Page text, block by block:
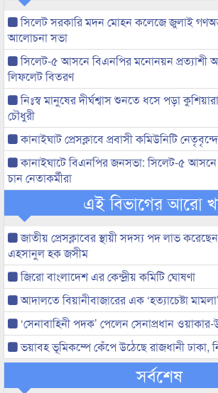
সিলেট সরকারি মদন মোহন কলেজে জুলাই
আলোচনা সভা
সিলেট-৫ আসনে বিএনপির মনোনয়ন প্রত্যাশী
লিফলেট বিতরণ
নিঃস্ব মানুষের দীর্ঘশ্বাস শুনতে ধসে পড়া
চৌধুরী
কানাইঘাট প্রেসক্লাবে প্রবাসী কমিউনিটি
কানাইঘাটে বিএনপির জনসভা: সিলেট-৫ আসনে
চান নেতাকর্মীরা
এই বিভাগের আরো
জাতীয় প্রেসক্লাবের স্থায়ী সদস্য পদ লাভ
এহসানুল হক জসীম
জিরো বাংলাদেশ এর কেন্দ্রীয় কমিটি ঘোষণা
আদালতে বিয়ানীবাজারের এক ‘হত্যাচেষ্টা
‘সেনাবাহিনী পদক’ পেলেন সেনাপ্রধান
ভয়াবহ ভূমিকম্পে কেঁপে উঠেছে রাজধানী ঢাকা,
সর্বশেষ